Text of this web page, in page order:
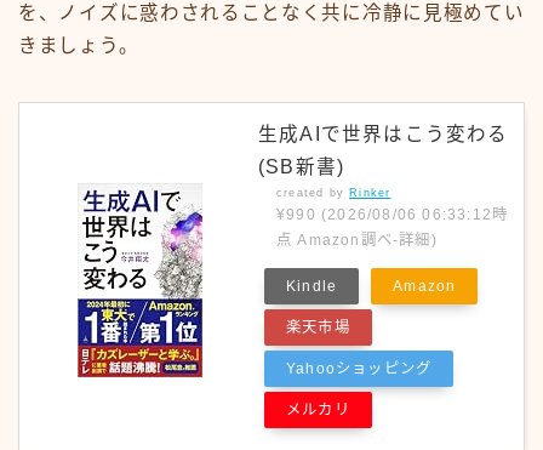
を、ノイズに惑わされることなく共に冷静に見極めてい
きましょう。
生成AIで世界はこう変わる
(SB新書)
created by Rinker
¥990 (2026/08/06 06:33:12時
点 Amazon調べ-詳細)
Kindle Amazon
楽天市場
Yahooショッピング
メルカリ